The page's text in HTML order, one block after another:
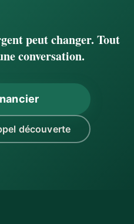
peut changer. Tout
conversation.
découverte